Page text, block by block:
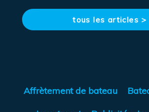
tous les articles >
Affrètement de bateau